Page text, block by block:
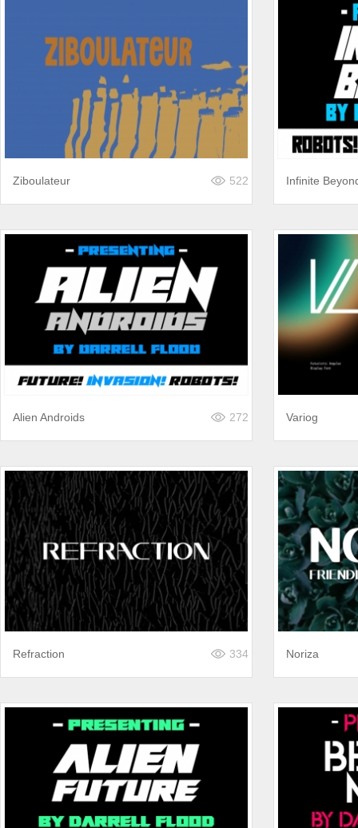
Ziboulateur 522 Infinite
Alien Androids 272 Variog
Refraction 334 Noriza